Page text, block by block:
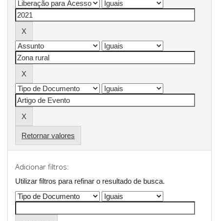
Retornar valores
Adicionar filtros:
Utilizar filtros para refinar o resultado de busca.